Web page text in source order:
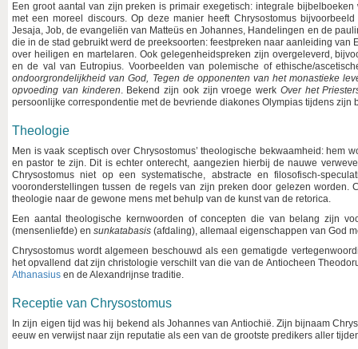
Een groot aantal van zijn preken is primair exegetisch: integrale
met een moreel discours. Op deze manier heeft Chrysostomus
Jesaja, Job, de evangeliën van Matteüs en Johannes, Handelingen en de
die in de stad gebruikt werd de preeksoorten: feestpreken naar aanleiding van
over heiligen en martelaren. Ook gelegenheidspreken zijn overgeleverd,
en de val van Eutropius. Voorbeelden van polemische of ethische/
ondoorgrondelijkheid van God, Tegen de opponenten van het monastieke
opvoeding van kinderen. Bekend zijn ook zijn vroege werk Over het
persoonlijke correspondentie met de bevriende diakones Olympias tijdens zijn
Theologie
Men is vaak sceptisch over Chrysostomus’ theologische bekwaamheid: hem
en pastor te zijn. Dit is echter onterecht, aangezien hierbij de nauwe
Chrysostomus niet op een systematische, abstracte en filosofisch-
vooronderstellingen tussen de regels van zijn preken door gelezen worden.
theologie naar de gewone mens met behulp van de kunst van de retorica.
Een aantal theologische kernwoorden of concepten die van belang zijn
(mensenliefde) en sunkatabasis (afdaling), allemaal eigenschappen van God
Chrysostomus wordt algemeen beschouwd als een gematigde
het opvallend dat zijn christologie verschilt van die van de Antiocheen
Athanasius en de Alexandrijnse traditie.
Receptie van Chrysostomus
In zijn eigen tijd was hij bekend als Johannes van Antiochië. Zijn bijnaam
eeuw en verwijst naar zijn reputatie als een van de grootste predikers aller